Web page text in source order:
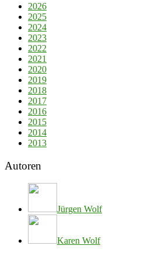
2026
2025
2024
2023
2022
2021
2020
2019
2018
2017
2016
2015
2014
2013
Autoren
Jürgen Wolf
Karen Wolf